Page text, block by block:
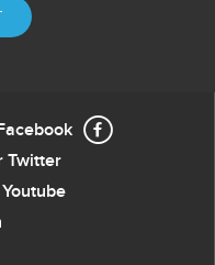
Twitter